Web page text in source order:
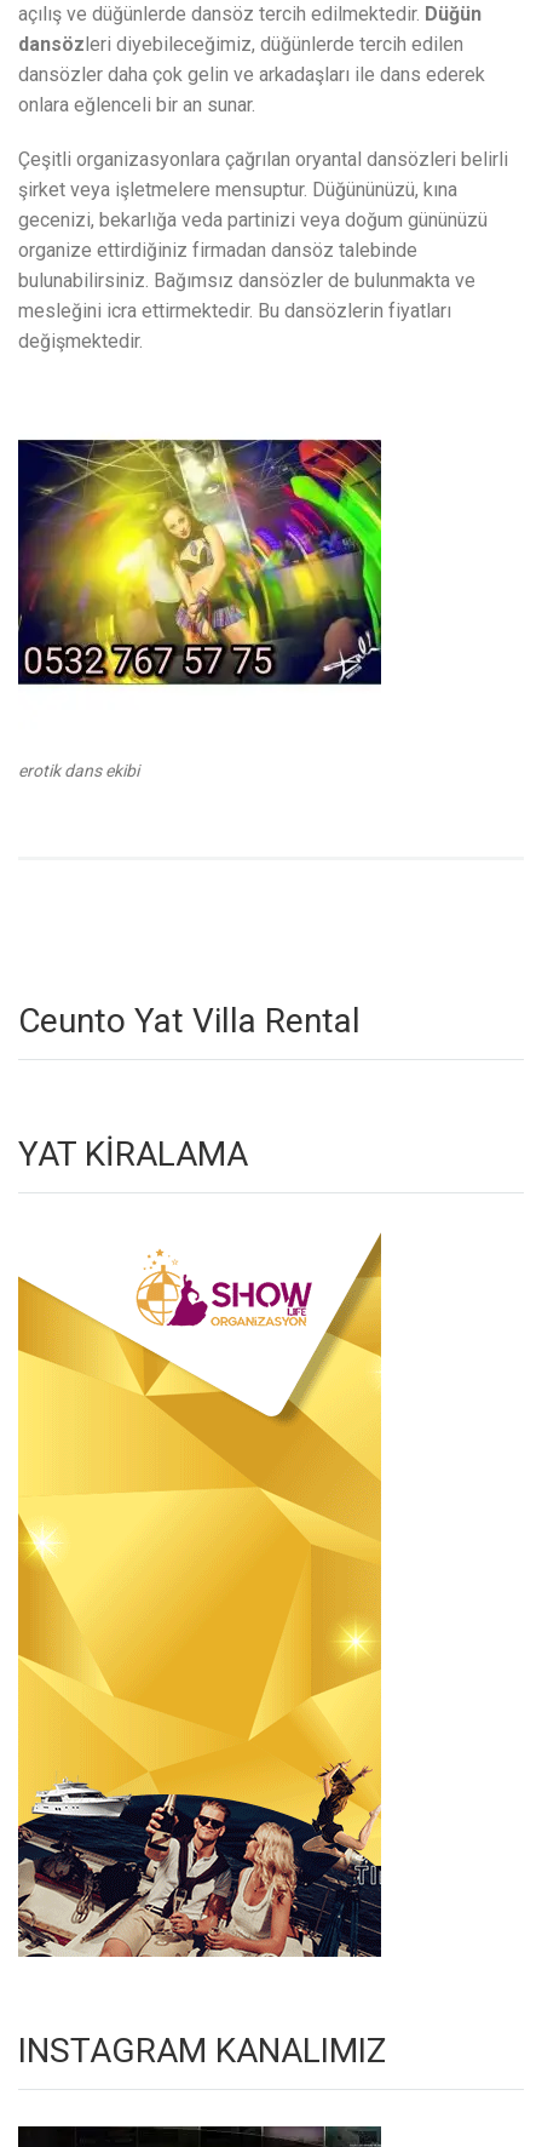
açılış ve düğünlerde dansöz tercih edilmektedir. Düğün
dansözleri diyebileceğimiz, düğünlerde tercih edilen
dansözler daha çok gelin ve arkadaşları ile dans ederek
onlara eğlenceli bir an sunar.
Çeşitli organizasyonlara çağrılan oryantal dansözleri belirli
şirket veya işletmelere mensuptur. Düğününüzü, kına
gecenizi, bekarlığa veda partinizi veya doğum gününüzü
organize ettirdiğiniz firmadan dansöz talebinde
bulunabilirsiniz. Bağımsız dansözler de bulunmakta ve
mesleğini icra ettirmektedir. Bu dansözlerin fiyatları
değişmektedir.
erotik dans ekibi
Ceunto Yat Villa Rental
YAT KİRALAMA
INSTAGRAM KANALIMIZ